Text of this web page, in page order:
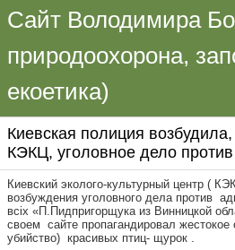
Сайт Володимира
природоохорона,
екоетика)
Киевская полиция
КЭКЦ, уголовное дело
Киевский эколого-культурный центр (
возбуждения уголовного дела против
всіх «П.Пидпригорщука из Винницкой
своем сайте пропагандировал
убийство) красивых птиц- щурок .